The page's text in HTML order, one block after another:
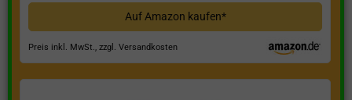
Auf Amazon kaufen*
Preis inkl. MwSt., zzgl. Versandkosten